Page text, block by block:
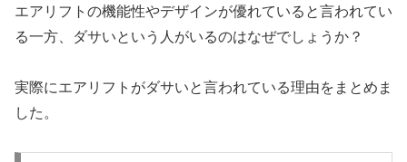
エアリフトの機能性やデザインが優れていると言われてい
る一方、ダサいという人がいるのはなぜでしょうか？
実際にエアリフトがダサいと言われている理由をまとめま
した。